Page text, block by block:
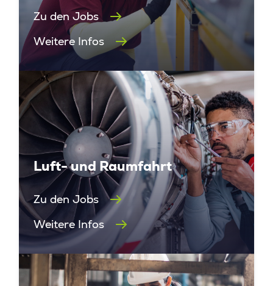
Zu den Jobs
Weitere Infos
Luft- und Raumfahrt
Zu den Jobs
Weitere Infos